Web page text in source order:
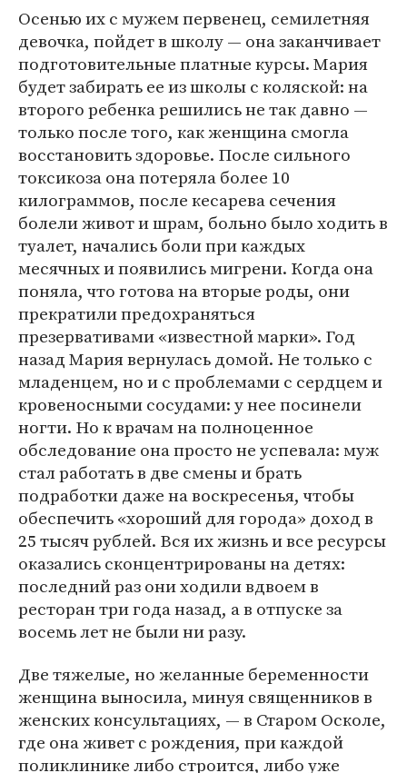
Осенью их с мужем первенец, семилетняя
девочка, пойдет в школу — она заканчивает
подготовительные платные курсы. Мария
будет забирать ее из школы с коляской: на
второго ребенка решились не так давно —
только после того, как женщина смогла
восстановить здоровье. После сильного
токсикоза она потеряла более 10
килограммов, после кесарева сечения
болели живот и шрам, больно было ходить в
туалет, начались боли при каждых
месячных и появились мигрени. Когда она
поняла, что готова на вторые роды, они
прекратили предохраняться
презервативами «известной марки». Год
назад Мария вернулась домой. Не только с
младенцем, но и с проблемами с сердцем и
кровеносными сосудами: у нее посинели
ногти. Но к врачам на полноценное
обследование она просто не успевала: муж
стал работать в две смены и брать
подработки даже на воскресенья, чтобы
обеспечить «хороший для города» доход в
25 тысяч рублей. Вся их жизнь и все ресурсы
оказались сконцентрированы на детях:
последний раз они ходили вдвоем в
ресторан три года назад, а в отпуске за
восемь лет не были ни разу.
Две тяжелые, но желанные беременности
женщина выносила, минуя священников в
женских консультациях, — в Старом Осколе,
где она живет с рождения, при каждой
поликлинике либо строится, либо уже